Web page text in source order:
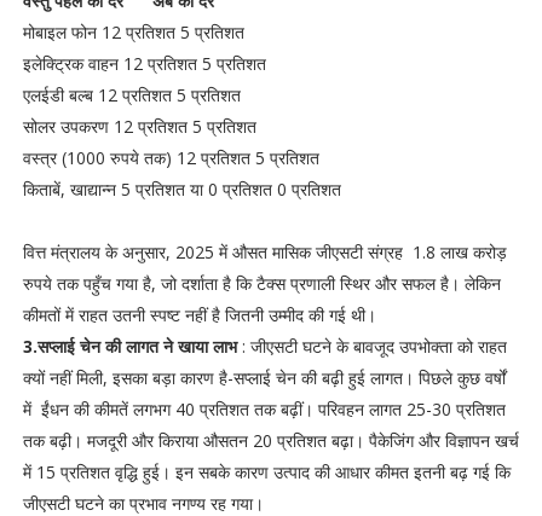
मोबाइल फोन 12 प्रतिशत 5 प्रतिशत
इलेक्ट्रिक वाहन 12 प्रतिशत 5 प्रतिशत
एलईडी बल्ब 12 प्रतिशत 5 प्रतिशत
सोलर उपकरण 12 प्रतिशत 5 प्रतिशत
वस्त्र (1000 रुपये तक) 12 प्रतिशत 5 प्रतिशत
किताबें, खाद्यान्न 5 प्रतिशत या 0 प्रतिशत 0 प्रतिशत
वित्त मंत्रालय के अनुसार, 2025 में औसत मासिक जीएसटी संग्रह 1.8 लाख करोड़
रुपये तक पहुँच गया है, जो दर्शाता है कि टैक्स प्रणाली स्थिर और सफल है। लेकिन
कीमतों में राहत उतनी स्पष्ट नहीं है जितनी उम्मीद की गई थी।
3.सप्लाई चेन की लागत ने खाया लाभ: जीएसटी घटने के बावजूद उपभोक्ता को राहत
क्यों नहीं मिली, इसका बड़ा कारण है-सप्लाई चेन की बढ़ी हुई लागत। पिछले कुछ वर्षों
में ईंधन की कीमतें लगभग 40 प्रतिशत तक बढ़ीं। परिवहन लागत 25-30 प्रतिशत
तक बढ़ी। मजदूरी और किराया औसतन 20 प्रतिशत बढ़ा। पैकेजिंग और विज्ञापन खर्च
में 15 प्रतिशत वृद्धि हुई। इन सबके कारण उत्पाद की आधार कीमत इतनी बढ़ गई कि
जीएसटी घटने का प्रभाव नगण्य रह गया।